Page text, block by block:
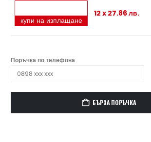
купи на изплащане
12 x 27.86 лв.
Поръчка по телефона
БЪРЗА ПОРЪЧКА